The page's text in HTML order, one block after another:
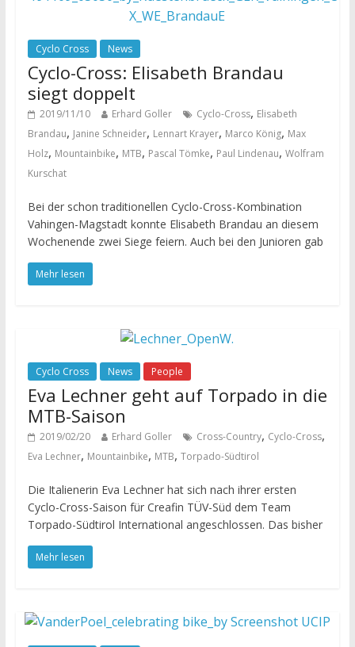
Cyclo Cross News
Cyclo-Cross: Elisabeth Brandau
siegt doppelt
2019/11/10 Erhard Goller Cyclo-Cross, Elisabeth
Brandau, Janine Schneider, Lennart Krayer, Marco König, Max
Holz, Mountainbike, MTB, Pascal Tömke, Paul Lindenau, Wolfram
Kurschat
Bei der schon traditionellen Cyclo-Cross-Kombination
Vahingen-Magstadt konnte Elisabeth Brandau an diesem
Wochenende zwei Siege feiern. Auch bei den Junioren gab
Mehr lesen
Cyclo Cross News People
Eva Lechner geht auf Torpado in die
MTB-Saison
2019/02/20 Erhard Goller Cross-Country, Cyclo-Cross,
Eva Lechner, Mountainbike, MTB, Torpado-Südtirol
Die Italienerin Eva Lechner hat sich nach ihrer ersten
Cyclo-Cross-Saison für Creafin TÜV-Süd dem Team
Torpado-Südtirol International angeschlossen. Das bisher
Mehr lesen